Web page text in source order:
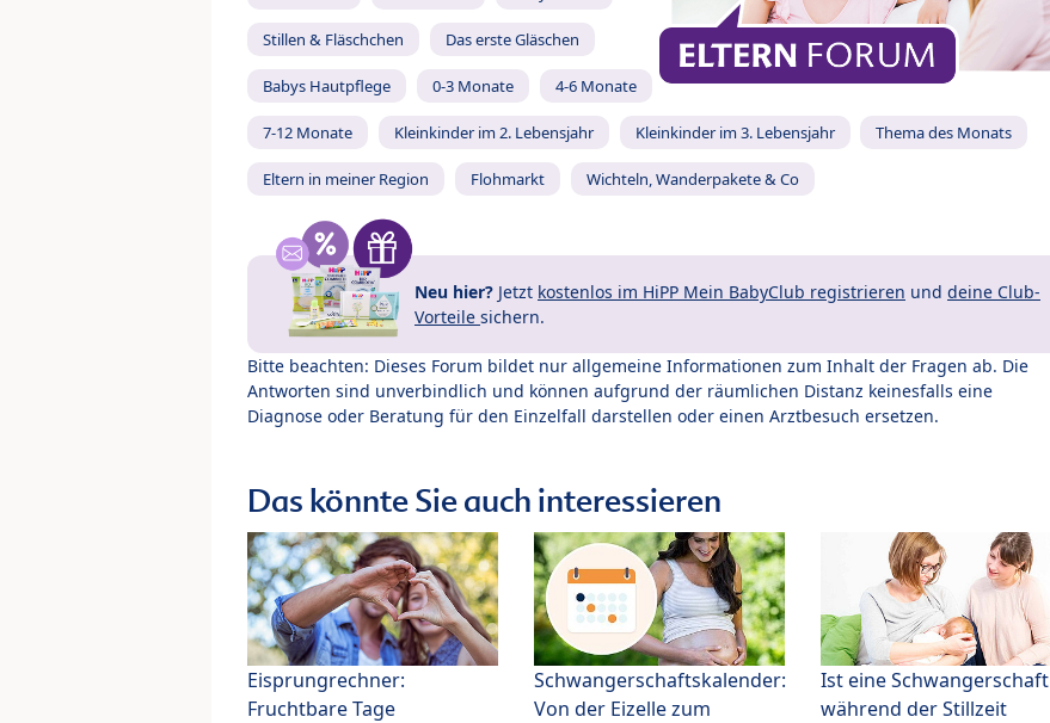
Stillen & Fläschchen Das erste Gläschen
Babys Hautpflege 0-3 Monate 4-6 Monate
7-12 Monate Kleinkinder im 2. Lebensjahr Kleinkinder im 3. Lebensjahr Thema des Monats
Eltern in meiner Region Flohmarkt Wichteln, Wanderpakete & Co
Neu hier? Jetzt kostenlos im HiPP Mein BabyClub registrieren und deine Club-
Vorteile sichern.
Bitte beachten: Dieses Forum bildet nur allgemeine Informationen zum Inhalt der Fragen ab. Die
Antworten sind unverbindlich und können aufgrund der räumlichen Distanz keinesfalls eine
Diagnose oder Beratung für den Einzelfall darstellen oder einen Arztbesuch ersetzen.
Das könnte Sie auch interessieren
Eisprungrechner:
Fruchtbare Tage
Schwangerschaftskalender:
Von der Eizelle zum
Ist eine Schwangerschaft
während der Stillzeit